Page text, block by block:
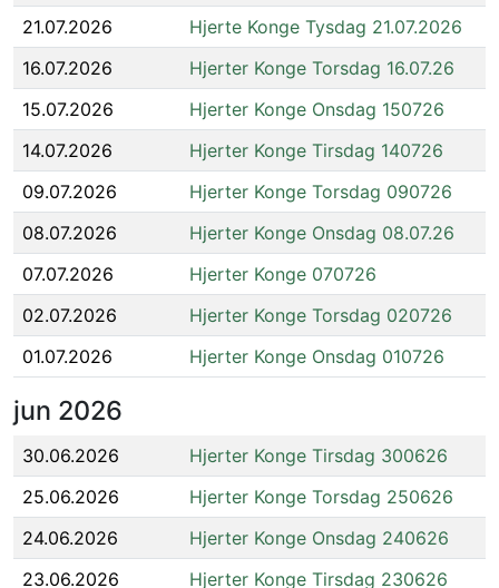
21.07.2026
Hjerte Konge Tysdag 21.07.2026
16.07.2026
Hjerter Konge Torsdag 16.07.26
15.07.2026
Hjerter Konge Onsdag 150726
14.07.2026
Hjerter Konge Tirsdag 140726
09.07.2026
Hjerter Konge Torsdag 090726
08.07.2026
Hjerter Konge Onsdag 08.07.26
07.07.2026
Hjerter Konge 070726
02.07.2026
Hjerter Konge Torsdag 020726
01.07.2026
Hjerter Konge Onsdag 010726
jun 2026
30.06.2026
Hjerter Konge Tirsdag 300626
25.06.2026
Hjerter Konge Torsdag 250626
24.06.2026
Hjerter Konge Onsdag 240626
23.06.2026
Hjerter Konge Tirsdag 230626